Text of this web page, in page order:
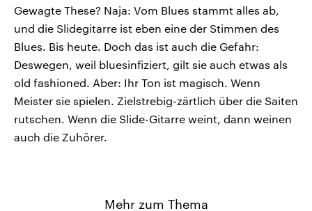
Gewagte These? Naja: Vom Blues stammt alles ab,
und die Slidegitarre ist eben eine der Stimmen des
Blues. Bis heute. Doch das ist auch die Gefahr:
Deswegen, weil bluesinfiziert, gilt sie auch etwas als
old fashioned. Aber: Ihr Ton ist magisch. Wenn
Meister sie spielen. Zielstrebig-zärtlich über die Saiten
rutschen. Wenn die Slide-Gitarre weint, dann weinen
auch die Zuhörer.
Mehr zum Thema